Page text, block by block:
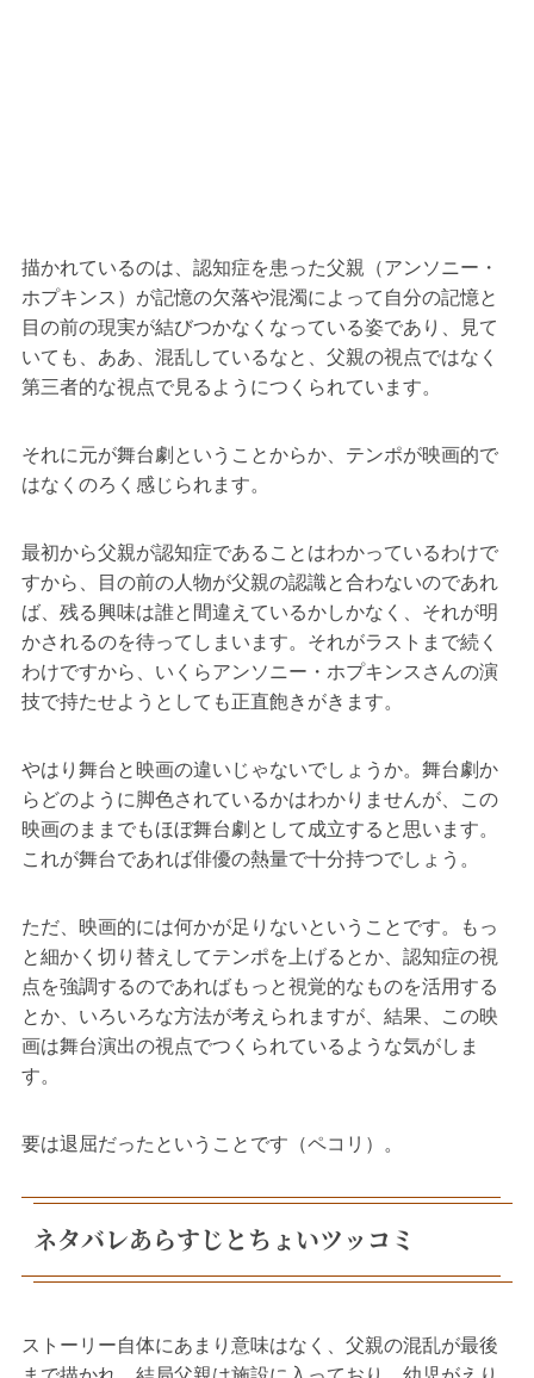
描かれているのは、認知症を患った父親（アンソニー・
ホプキンス）が記憶の欠落や混濁によって自分の記憶と
目の前の現実が結びつかなくなっている姿であり、見て
いても、ああ、混乱しているなと、父親の視点ではなく
第三者的な視点で見るようにつくられています。
それに元が舞台劇ということからか、テンポが映画的で
はなくのろく感じられます。
最初から父親が認知症であることはわかっているわけで
すから、目の前の人物が父親の認識と合わないのであれ
ば、残る興味は誰と間違えているかしかなく、それが明
かされるのを待ってしまいます。それがラストまで続く
わけですから、いくらアンソニー・ホプキンスさんの演
技で持たせようとしても正直飽きがきます。
やはり舞台と映画の違いじゃないでしょうか。舞台劇か
らどのように脚色されているかはわかりませんが、この
映画のままでもほぼ舞台劇として成立すると思います。
これが舞台であれば俳優の熱量で十分持つでしょう。
ただ、映画的には何かが足りないということです。もっ
と細かく切り替えしてテンポを上げるとか、認知症の視
点を強調するのであればもっと視覚的なものを活用する
とか、いろいろな方法が考えられますが、結果、この映
画は舞台演出の視点でつくられているような気がしま
す。
要は退屈だったということです（ペコリ）。
ネタバレあらすじとちょいツッコミ
ストーリー自体にあまり意味はなく、父親の混乱が最後